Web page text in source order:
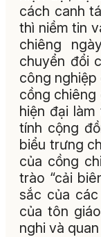
cách canh
thì niềm tin
chiêng
chuyển đổi
công nghiệp
cồng chiêng
hiện đại
tính cộng
biểu trưng
của cồng
trào “cải
sắc của
của tôn
nghi và